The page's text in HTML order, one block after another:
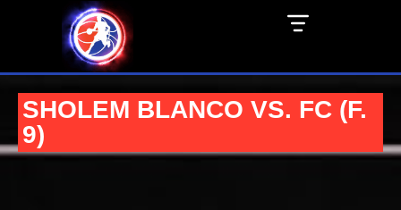
SHOLEM BLANCO VS. FC (F.
9)